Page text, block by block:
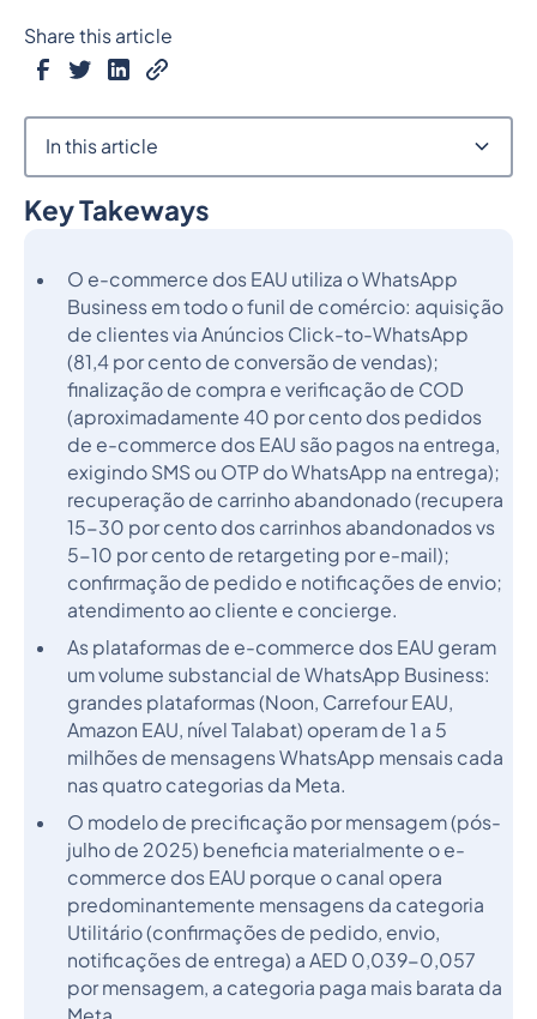
Key Takeways
O e-commerce dos EAU utiliza o WhatsApp
Business em todo o funil de comércio: aquisição
de clientes via Anúncios Click-to-WhatsApp
(81,4 por cento de conversão de vendas);
finalização de compra e verificação de COD
(aproximadamente 40 por cento dos pedidos
de e-commerce dos EAU são pagos na entrega,
exigindo SMS ou OTP do WhatsApp na entrega);
recuperação de carrinho abandonado (recupera
15-30 por cento dos carrinhos abandonados vs
5-10 por cento de retargeting por e-mail);
confirmação de pedido e notificações de envio;
atendimento ao cliente e concierge.
As plataformas de e-commerce dos EAU geram
um volume substancial de WhatsApp Business:
grandes plataformas (Noon, Carrefour EAU,
Amazon EAU, nível Talabat) operam de 1 a 5
milhões de mensagens WhatsApp mensais cada
nas quatro categorias da Meta.
O modelo de precificação por mensagem (pós-
julho de 2025) beneficia materialmente o e-
commerce dos EAU porque o canal opera
predominantemente mensagens da categoria
Utilitário (confirmações de pedido, envio,
notificações de entrega) a AED 0,039-0,057
por mensagem, a categoria paga mais barata da
Share this article
In this article
Heading 2